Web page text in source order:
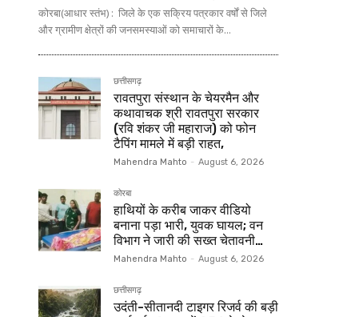
कोरबा(आधार स्तंभ) : जिले के एक सक्रिय पत्रकार वर्षों से जिले
और ग्रामीण क्षेत्रों की जनसमस्याओं को समाचारों के...
छत्तीसगढ़
रावतपुरा संस्थान के चेयरमैन और
कथावाचक श्री रावतपुरा सरकार
(रवि शंकर जी महाराज) को फोन
टैपिंग मामले में बड़ी राहत,
Mahendra Mahto - August 6, 2026
कोरबा
हाथियों के करीब जाकर वीडियो
बनाना पड़ा भारी, युवक घायल; वन
विभाग ने जारी की सख्त चेतावनी…
Mahendra Mahto - August 6, 2026
छत्तीसगढ़
उदंती-सीतानदी टाइगर रिजर्व की बड़ी